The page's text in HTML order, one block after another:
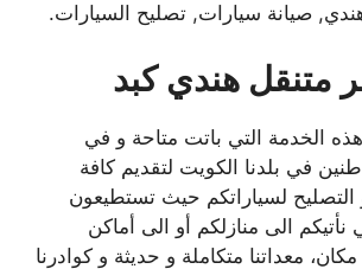
صيانة سيارات, تصليح السيارات.
متنقل هندي كبد
الخدمة التي باتت متاحة و في
في بلدنا الكويت لتقديم كافة
التصليح لسياراتكم حيث تستطيعون
نأتيكم الى منازلكم أو الى أماكن
معداتنا متكاملة و حديثة و كوادرنا